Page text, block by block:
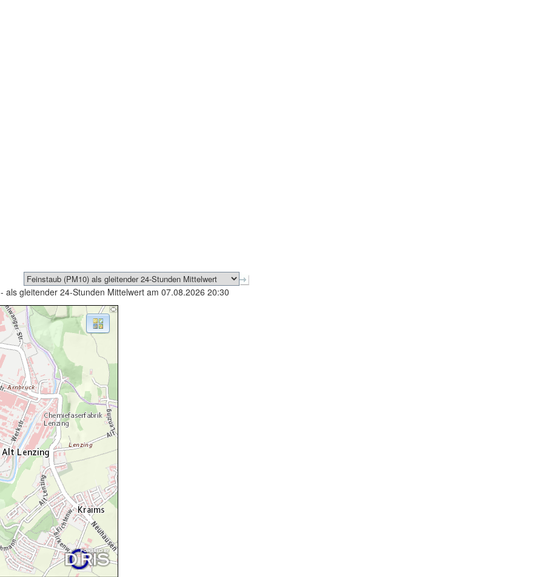
- als gleitender 24-Stunden Mittelwert am 07.08.2026 20:30